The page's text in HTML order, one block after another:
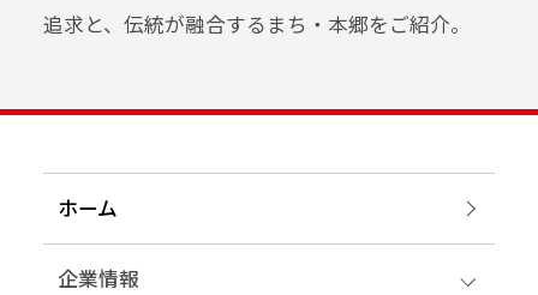
追求と、伝統が融合するまち・本郷をご紹介。
ホーム
企業情報